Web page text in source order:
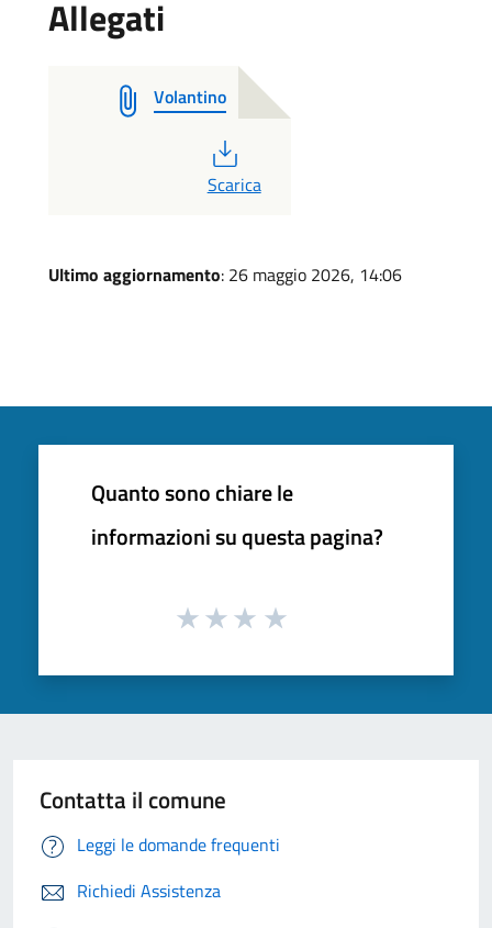
Allegati
Volantino
PDF
Scarica
Ultimo aggiornamento: 26 maggio 2026, 14:06
Quanto sono chiare le
informazioni su questa pagina?
Contatta il comune
Leggi le domande frequenti
Richiedi Assistenza